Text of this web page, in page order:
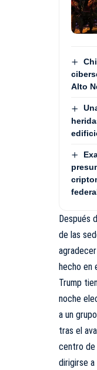
Alto
Después
de las
hecho en
Trump
noche
a un
tras el
centro de
dirigirse a